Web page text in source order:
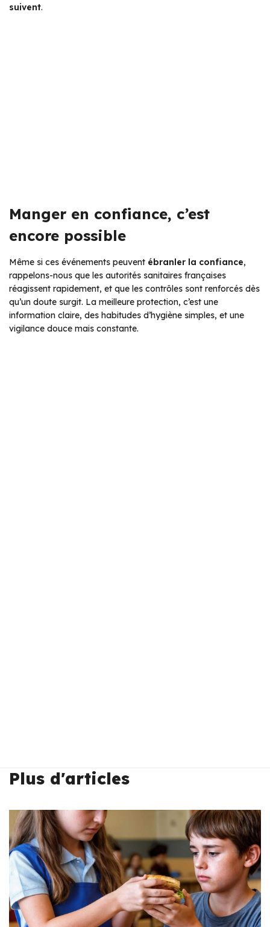
suivent.
Manger en confiance, c’est
encore possible
Même si ces événements peuvent ébranler la confiance,
rappelons-nous que les autorités sanitaires françaises
réagissent rapidement, et que les contrôles sont renforcés dès
qu’un doute surgit. La meilleure protection, c’est une
information claire, des habitudes d’hygiène simples, et une
vigilance douce mais constante.
Plus d'articles